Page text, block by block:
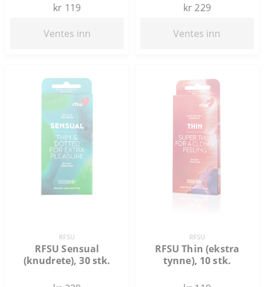
kr 119
Ventes inn
kr 229
Ventes inn
RFSU
RFSU Sensual
(knudrete), 30 stk.
RFSU
RFSU Thin (ekstra
tynne), 10 stk.